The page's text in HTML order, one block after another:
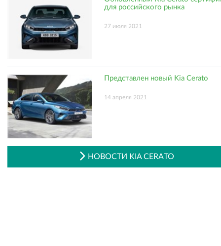
для российского рынка
27 июля 2021
Представлен новый Kia Cerato
14 апреля 2021
НОВОСТИ KIA CERATO